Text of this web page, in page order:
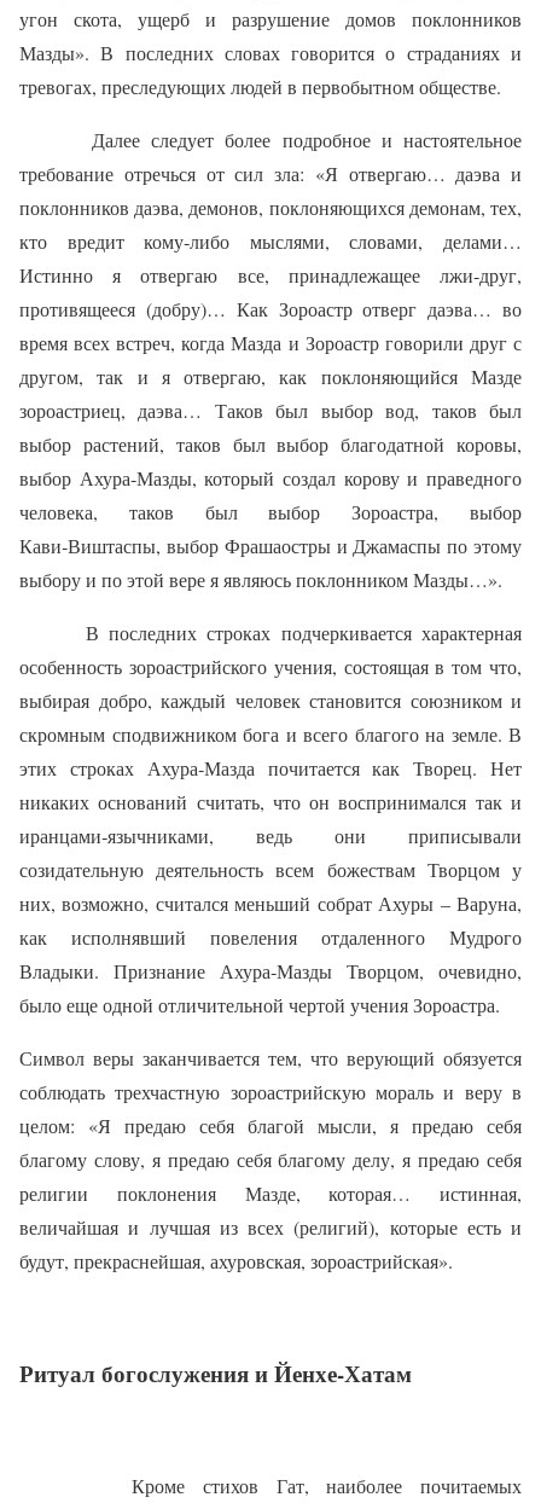
угон скота, ущерб и разрушение домов поклонников
Мазды». В последних словах говорится о страданиях и
тревогах, преследующих людей в первобытном обществе.
Далее следует более подробное и настоятельное
требование отречься от сил зла: «Я отвергаю… даэва и
поклонников даэва, демонов, поклоняющихся демонам, тех,
кто вредит кому‑либо мыслями, словами, делами…
Истинно я отвергаю все, принадлежащее лжи‑друг,
противящееся (добру)… Как Зороастр отверг даэва… во
время всех встреч, когда Мазда и Зороастр говорили друг с
другом, так и я отвергаю, как поклоняющийся Мазде
зороастриец, даэва… Таков был выбор вод, таков был
выбор растений, таков был выбор благодатной коровы,
выбор Ахура‑Мазды, который создал корову и праведного
человека, таков был выбор Зороастра, выбор
Кави‑Виштаспы, выбор Фрашаостры и Джамаспы по этому
выбору и по этой вере я являюсь поклонником Мазды…».
В последних строках подчеркивается характерная
особенность зороастрийского учения, состоящая в том что,
выбирая добро, каждый человек становится союзником и
скромным сподвижником бога и всего благого на земле. В
этих строках Ахура‑Мазда почитается как Творец. Нет
никаких оснований считать, что он воспринимался так и
иранцами‑язычниками, ведь они приписывали
созидательную деятельность всем божествам Творцом у
них, возможно, считался меньший собрат Ахуры – Варуна,
как исполнявший повеления отдаленного Мудрого
Владыки. Признание Ахура‑Мазды Творцом, очевидно,
было еще одной отличительной чертой учения Зороастра.
Символ веры заканчивается тем, что верующий обязуется
соблюдать трехчастную зороастрийскую мораль и веру в
целом: «Я предаю себя благой мысли, я предаю себя
благому слову, я предаю себя благому делу, я предаю себя
религии поклонения Мазде, которая… истинная,
величайшая и лучшая из всех (религий), которые есть и
будут, прекраснейшая, ахуровская, зороастрийская».
Ритуал богослужения и Йенхе‑Хатам
Кроме стихов Гат, наиболее почитаемых